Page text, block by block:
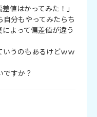
値はかってみた！」
分もやってみたらち
よって偏差値が違う
いうのもあるけどｗｗ
ですか？